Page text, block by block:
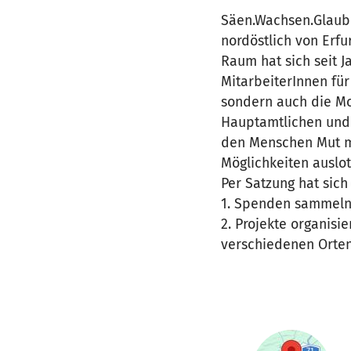
nordöstlich von
Raum hat sich seit
MitarbeiterInnen
sondern auch die
Hauptamtlichen
den Menschen Mut
Möglichkeiten
Per Satzung hat
1. Spenden
2. Projekte
verschiedenen